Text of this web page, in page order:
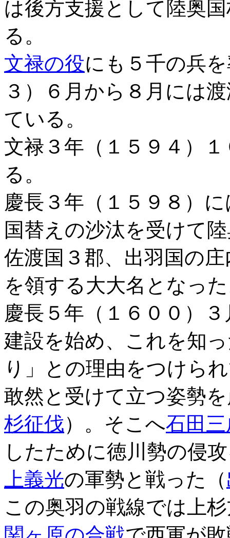
は後方支援として陸奥
る。
文禄の役にも５千の兵
３）６月から８月には
ている。
文禄３年（１５９４）
る。
慶長３年（１５９８）
国替えの沙汰を受けて
佐渡国３郡、出羽国の
を領する大大名となっ
慶長５年（１６００）
建設を始め、これを知
り」との理由をつけら
敢然と受けて立つ姿勢
杉征伐）。そこへ石田
したために徳川勢の侵
上義光の軍勢と戦った（
この奥羽の戦線では上